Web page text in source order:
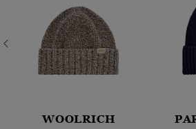
WOOLRICH